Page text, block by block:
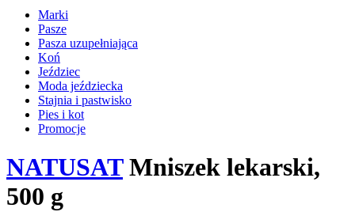
Marki
Pasze
Pasza uzupełniająca
Koń
Jeździec
Moda jeździecka
Stajnia i pastwisko
Pies i kot
Promocje
NATUSATMniszek lekarski,
500 g